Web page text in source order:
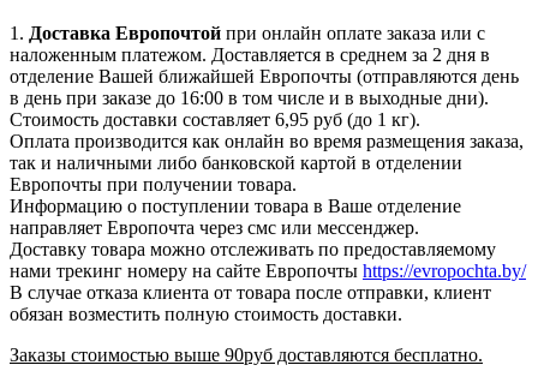
1. Доставка Европочтой при онлайн оплате заказа или с
наложенным платежом. Доставляется в среднем за 2 дня в
отделение Вашей ближайшей Европочты (отправляются день
в день при заказе до 16:00 в том числе и в выходные дни).
Стоимость доставки составляет 6,95 руб (до 1 кг).
Оплата производится как онлайн во время размещения заказа,
так и наличными либо банковской картой в отделении
Европочты при получении товара.
Информацию о поступлении товара в Ваше отделение
направляет Европочта через смс или мессенджер.
Доставку товара можно отслеживать по предоставляемому
нами трекинг номеру на сайте Европочты https://evropochta.by/
В случае отказа клиента от товара после отправки, клиент
обязан возместить полную стоимость доставки.
Заказы стоимостью выше 90руб доставляются бесплатно.